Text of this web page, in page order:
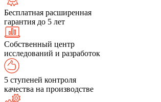
Бесплатная расширенная
гарантия до 5 лет
Собственный центр
исследований и разработок
5 ступеней контроля
качества на производстве